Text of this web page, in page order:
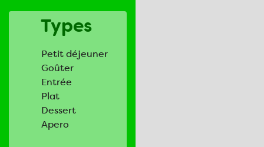
Types
Petit déjeuner
Goûter
Entrée
Plat
Dessert
Apero